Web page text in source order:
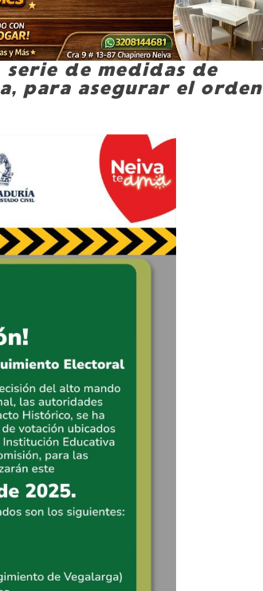
de medidas de
para asegurar el orden